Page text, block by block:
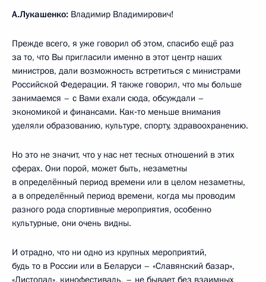
А.Лукашенко: Владимир Владимирович!
Прежде всего, я уже говорил об этом, спасибо ещё раз
за то, что Вы пригласили именно в этот центр наших
министров, дали возможность встретиться с министрами
Российской Федерации. Я также говорил, что мы больше
занимаемся – с Вами ехали сюда, обсуждали –
экономикой и финансами. Как‑то меньше внимания
уделяли образованию, культуре, спорту, здравоохранению.
Но это не значит, что у нас нет тесных отношений в этих
сферах. Они порой, может быть, незаметны
в определённый период времени или в целом незаметны,
а в определённый период времени, когда мы проводим
разного рода спортивные мероприятия, особенно
культурные, они очень видны.
И отрадно, что ни одно из крупных мероприятий,
будь то в России или в Беларуси – «Славянский базар»,
«Листопад», кинофестиваль, – не бывает без взаимных